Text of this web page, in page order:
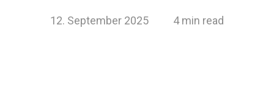
12. September 2025 4 min read